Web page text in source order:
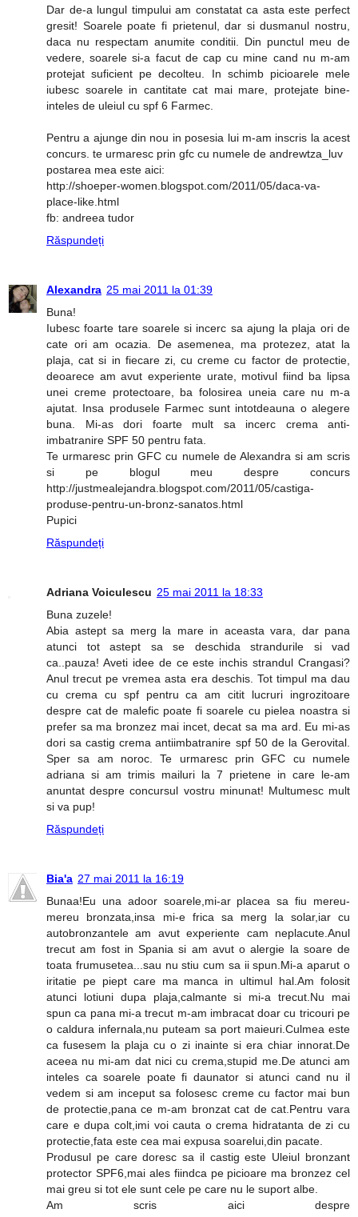
Dar de-a lungul timpului am constatat ca asta este perfect
gresit! Soarele poate fi prietenul, dar si dusmanul nostru,
daca nu respectam anumite conditii. Din punctul meu de
vedere, soarele si-a facut de cap cu mine cand nu m-am
protejat suficient pe decolteu. In schimb picioarele mele
iubesc soarele in cantitate cat mai mare, protejate bine-
inteles de uleiul cu spf 6 Farmec.
Pentru a ajunge din nou in posesia lui m-am inscris la acest
concurs. te urmaresc prin gfc cu numele de andrewtza_luv
postarea mea este aici:
http://shoeper-women.blogspot.com/2011/05/daca-va-
place-like.html
fb: andreea tudor
Răspundeți
Alexandra 25 mai 2011 la 01:39
Buna!
Iubesc foarte tare soarele si incerc sa ajung la plaja ori de
cate ori am ocazia. De asemenea, ma protezez, atat la
plaja, cat si in fiecare zi, cu creme cu factor de protectie,
deoarece am avut experiente urate, motivul fiind ba lipsa
unei creme protectoare, ba folosirea uneia care nu m-a
ajutat. Insa produsele Farmec sunt intotdeauna o alegere
buna. Mi-as dori foarte mult sa incerc crema anti-
imbatranire SPF 50 pentru fata.
Te urmaresc prin GFC cu numele de Alexandra si am scris
si pe blogul meu despre concurs
http://justmealejandra.blogspot.com/2011/05/castiga-
produse-pentru-un-bronz-sanatos.html
Pupici
Răspundeți
Adriana Voiculescu 25 mai 2011 la 18:33
Buna zuzele!
Abia astept sa merg la mare in aceasta vara, dar pana
atunci tot astept sa se deschida strandurile si vad
ca..pauza! Aveti idee de ce este inchis strandul Crangasi?
Anul trecut pe vremea asta era deschis. Tot timpul ma dau
cu crema cu spf pentru ca am citit lucruri ingrozitoare
despre cat de malefic poate fi soarele cu pielea noastra si
prefer sa ma bronzez mai incet, decat sa ma ard. Eu mi-as
dori sa castig crema antiimbatranire spf 50 de la Gerovital.
Sper sa am noroc. Te urmaresc prin GFC cu numele
adriana si am trimis mailuri la 7 prietene in care le-am
anuntat despre concursul vostru minunat! Multumesc mult
si va pup!
Răspundeți
Bia'a 27 mai 2011 la 16:19
Bunaa!Eu una adoor soarele,mi-ar placea sa fiu mereu-
mereu bronzata,insa mi-e frica sa merg la solar,iar cu
autobronzantele am avut experiente cam neplacute.Anul
trecut am fost in Spania si am avut o alergie la soare de
toata frumusetea...sau nu stiu cum sa ii spun.Mi-a aparut o
iritatie pe piept care ma manca in ultimul hal.Am folosit
atunci lotiuni dupa plaja,calmante si mi-a trecut.Nu mai
spun ca pana mi-a trecut m-am imbracat doar cu tricouri pe
o caldura infernala,nu puteam sa port maieuri.Culmea este
ca fusesem la plaja cu o zi inainte si era chiar innorat.De
aceea nu mi-am dat nici cu crema,stupid me.De atunci am
inteles ca soarele poate fi daunator si atunci cand nu il
vedem si am inceput sa folosesc creme cu factor mai bun
de protectie,pana ce m-am bronzat cat de cat.Pentru vara
care e dupa colt,imi voi cauta o crema hidratanta de zi cu
protectie,fata este cea mai expusa soarelui,din pacate.
Produsul pe care doresc sa il castig este Uleiul bronzant
protector SPF6,mai ales fiindca pe picioare ma bronzez cel
mai greu si tot ele sunt cele pe care nu le suport albe.
Am scris aici despre